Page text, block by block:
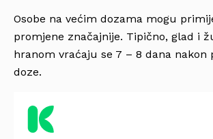
Osobe na većim dozama mogu
promjene značajnije. Tipično, glad i
hranom vraćaju se 7 – 8 dana nakon
doze.